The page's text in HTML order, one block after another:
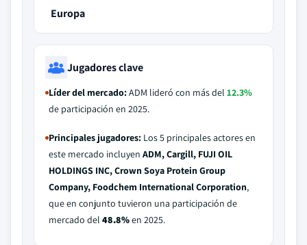
Europa
Jugadores clave
Líder del mercado:ADM lideró con más del 12.3%
de participación en 2025.
Principales jugadores: Los 5 principales actores en
este mercado incluyen ADM, Cargill, FUJI OIL
HOLDINGS INC, Crown Soya Protein Group
Company, Foodchem International Corporation,
que en conjunto tuvieron una participación de
mercado del 48.8%en 2025.